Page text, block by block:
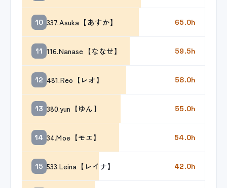
10 337.Asuka【あすか】 65.0h
11 116.Nanase【ななせ】 59.5h
12 481.Reo【レオ】 58.0h
13 380.yun【ゆん】 55.0h
14 34.Moe【モエ】 54.0h
15 533.Leina【レイナ】 42.0h